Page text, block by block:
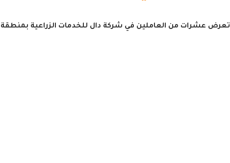
تعرض عشرات من العاملين في شركة دال للخدمات الزراعية